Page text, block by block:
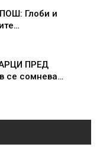
Глоби и
ПРЕД
се сомнева…